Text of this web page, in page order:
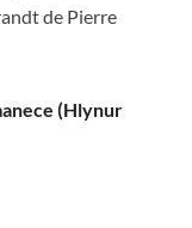
de Pierre
(Hlynur